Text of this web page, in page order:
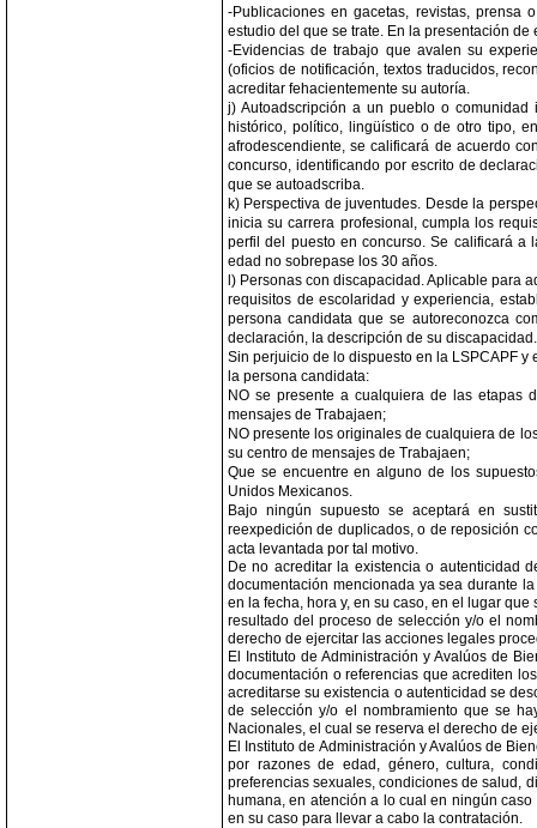
-Publicaciones en gacetas, revistas, prensa
estudio del que se trate. En la presentación
-Evidencias de trabajo que avalen su
(oficios de notificación, textos traducidos,
acreditar fehacientemente su autoría.
j) Autoadscripción a un pueblo o comunidad
histórico, político, lingüístico o de otro tipo,
afrodescendiente, se calificará de acuerdo
concurso, identificando por escrito de
que se autoadscriba.
k) Perspectiva de juventudes. Desde la
inicia su carrera profesional, cumpla los
perfil del puesto en concurso. Se calificará
edad no sobrepase los 30 años.
l) Personas con discapacidad. Aplicable para
requisitos de escolaridad y experiencia,
persona candidata que se autoreconozca
declaración, la descripción de su discapacidad.
Sin perjuicio de lo dispuesto en la LSPCAPF
la persona candidata:
NO se presente a cualquiera de las etapas
mensajes de Trabajaen;
NO presente los originales de cualquiera de
su centro de mensajes de Trabajaen;
Que se encuentre en alguno de los
Unidos Mexicanos.
Bajo ningún supuesto se aceptará en
reexpedición de duplicados, o de reposición
acta levantada por tal motivo.
De no acreditar la existencia o autenticidad
documentación mencionada ya sea durante
en la fecha, hora y, en su caso, en el lugar
resultado del proceso de selección y/o el
derecho de ejercitar las acciones legales
El Instituto de Administración y Avalúos de
documentación o referencias que acrediten
acreditarse su existencia o autenticidad se
de selección y/o el nombramiento que se
Nacionales, el cual se reserva el derecho de
El Instituto de Administración y Avalúos de
por razones de edad, género, cultura,
preferencias sexuales, condiciones de salud,
humana, en atención a lo cual en ningún
en su caso para llevar a cabo la contratación.